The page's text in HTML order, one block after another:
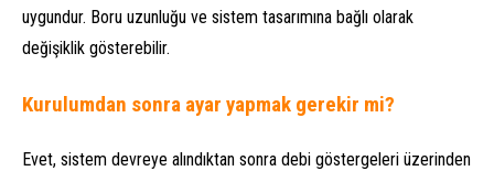
uygundur. Boru uzunluğu ve sistem tasarımına bağlı olarak
değişiklik gösterebilir.
Kurulumdan sonra ayar yapmak gerekir mi?
Evet, sistem devreye alındıktan sonra debi göstergeleri üzerinden